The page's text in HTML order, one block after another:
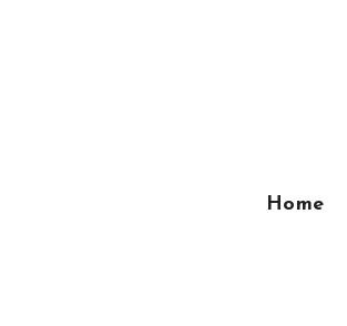
Home